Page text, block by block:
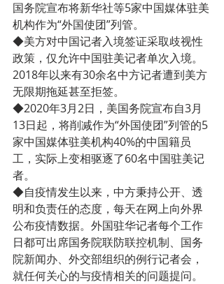
国务院宣布将新华社等5家中国媒体驻美
机构作为“外国使团”列管。
◆美方对中国记者入境签证采取歧视性
政策，仅允许中国驻美记者单次入境。
2018年以来有30余名中方记者遭到美方
无限期拖延甚至拒签。
◆2020年3月2日，美国务院宣布自3月
13日起，将削减作为“外国使团”列管的5
家中国媒体驻美机构40%的中国籍员
工，实际上变相驱逐了60名中国驻美记
者。
◆自疫情发生以来，中方秉持公开、透
明和负责任的态度，每天在网上向外界
公布疫情数据。外国驻华记者每个工作
日都可出席国务院联防联控机制、国务
院新闻办、外交部组织的例行记者会，
就任何关心的与疫情相关的问题提问。